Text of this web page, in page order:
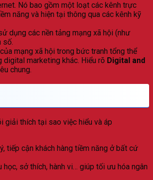
Nó bao gồm một loạt các kênh trực
năng và hiện tại thông qua các kênh kỹ
dụng các nền tảng mạng xã hội (như
số.
mạng xã hội trong bức tranh tổng thể
marketing khác. Hiểu rõ Digital and
chung.
giải thích tại sao việc hiểu và áp
tiếp cận khách hàng tiềm năng ở bất cứ
sở thích, hành vi… giúp tối ưu hóa ngân